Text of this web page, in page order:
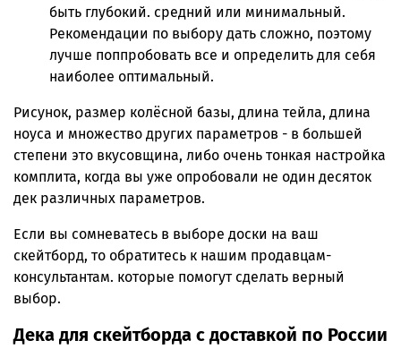
быть глубокий. средний или минимальный.
Рекомендации по выбору дать сложно, поэтому
лучше поппробовать все и определить для себя
наиболее оптимальный.
Рисунок, размер колёсной базы, длина тейла, длина
ноуса и множество других параметров - в большей
степени это вкусовщина, либо очень тонкая настройка
комплита, когда вы уже опробовали не один десяток
дек различных параметров.
Если вы сомневатесь в выборе доски на ваш
скейтборд, то обратитесь к нашим продавцам-
консультантам. которые помогут сделать верный
выбор.
Дека для скейтборда с доставкой по России